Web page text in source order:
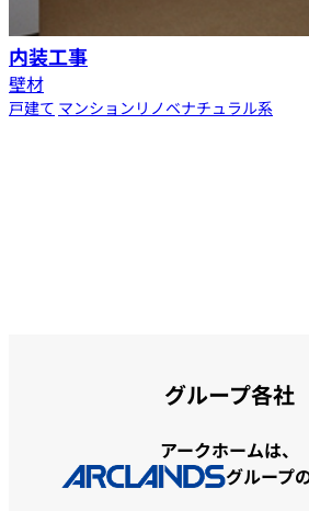
内装工事
壁材
戸建て マンション リノベナチュラル系
グループ各社
アークホームは、
グループ